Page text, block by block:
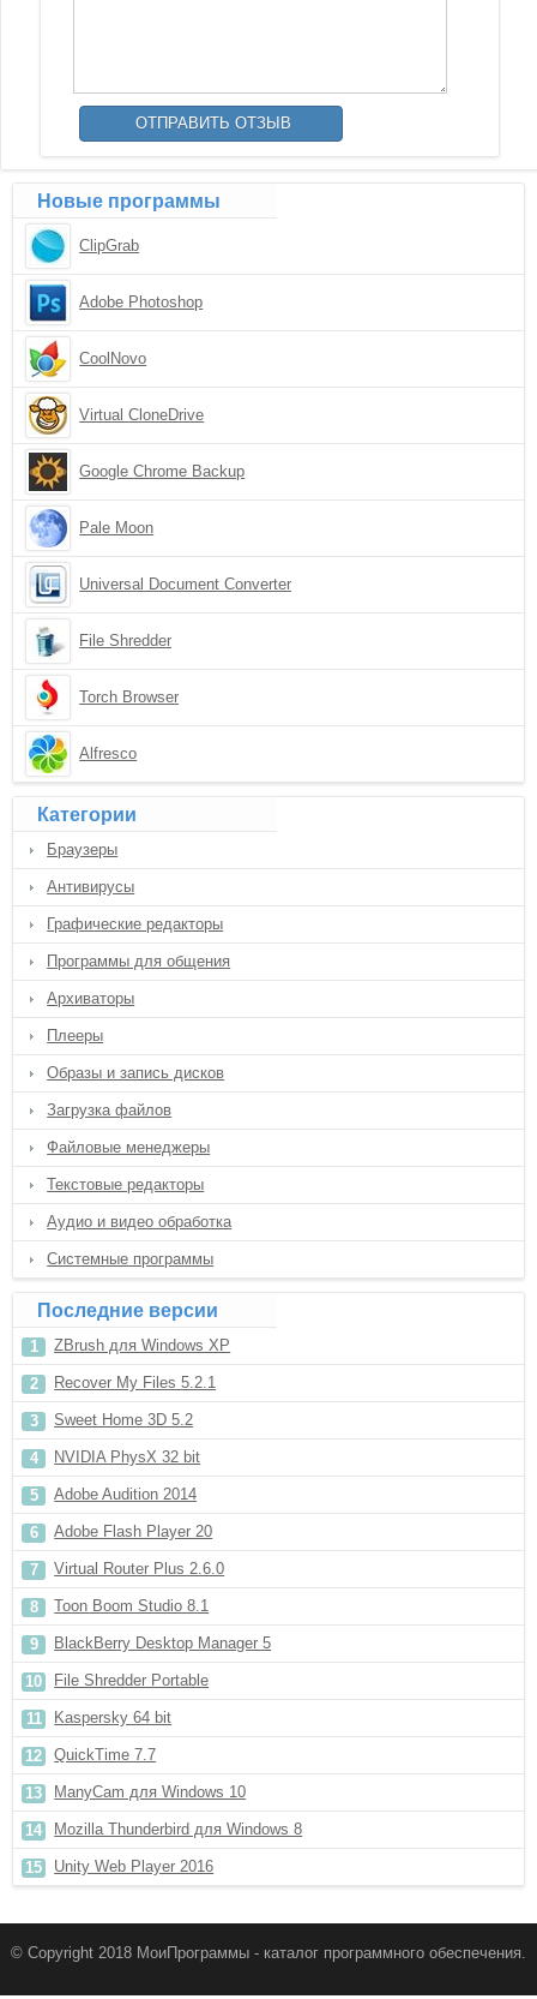
Новые программы
ClipGrab
Adobe Photoshop
CoolNovo
Virtual CloneDrive
Google Chrome Backup
Pale Moon
Universal Document Converter
File Shredder
Torch Browser
Alfresco
Категории
Браузеры
Антивирусы
Графические редакторы
Программы для общения
Архиваторы
Плееры
Образы и запись дисков
Загрузка файлов
Файловые менеджеры
Текстовые редакторы
Аудио и видео обработка
Системные программы
Последние версии
ZBrush для Windows XP
Recover My Files 5.2.1
Sweet Home 3D 5.2
NVIDIA PhysX 32 bit
Adobe Audition 2014
Adobe Flash Player 20
Virtual Router Plus 2.6.0
Toon Boom Studio 8.1
BlackBerry Desktop Manager 5
File Shredder Portable
Kaspersky 64 bit
QuickTime 7.7
ManyCam для Windows 10
Mozilla Thunderbird для Windows 8
Unity Web Player 2016
© Copyright 2018 МоиПрограммы - каталог программного обеспечения.